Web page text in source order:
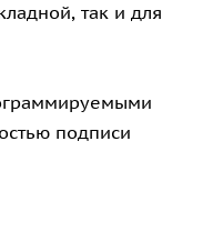
так и для
подписи